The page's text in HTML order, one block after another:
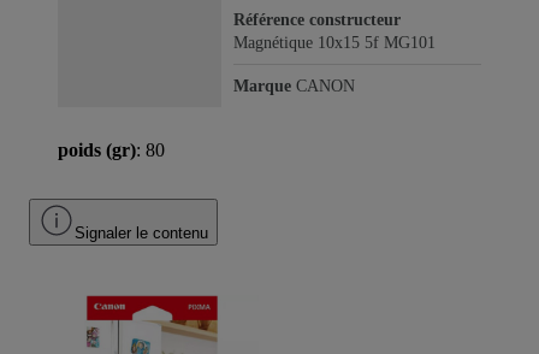
Référence constructeur
Magnétique 10x15 5f MG101
Marque CANON
poids (gr): 80
Signaler le contenu